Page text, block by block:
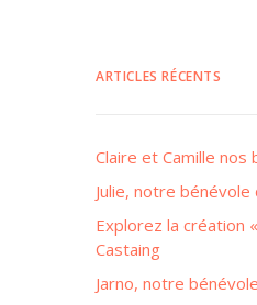
ARTICLES RÉCENTS
Claire et Camille nos
Julie, notre bénévole
Explorez la création
Castaing
Jarno, notre